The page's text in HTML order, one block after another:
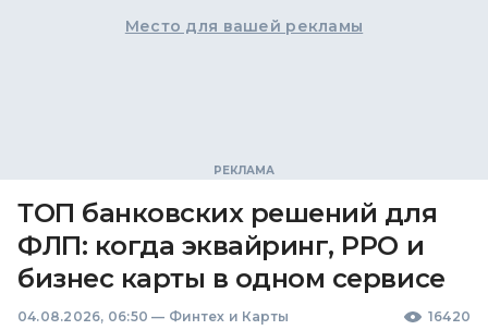
Место для вашей рекламы
ТОП банковских решений для
ФЛП: когда эквайринг, РРО и
бизнес карты в одном сервисе
04.08.2026, 06:50 — Финтех и Карты 16420